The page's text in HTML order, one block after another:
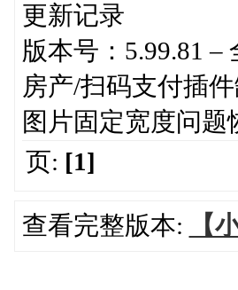
更新记录
版本号：5.99.81
房产/扫码支付插
图片固定宽度问
页: [1]
查看完整版本: 【